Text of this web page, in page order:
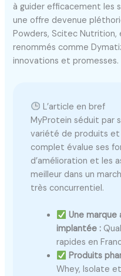
à guider efficacement les
une offre devenue
Powders, Scitec Nutrition,
renommés comme
innovations et promesses.
L’article en bref
MyProtein séduit par
variété de produits
complet évalue ses
d’amélioration et les
meilleur dans un
très concurrentiel.
Une marque
implantée :
rapides en
Produits
Whey, Isolate